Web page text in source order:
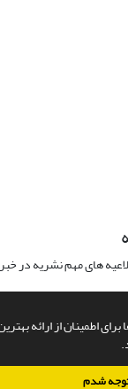
اطمینان از ارائه
شدم
های مهم نشریه در